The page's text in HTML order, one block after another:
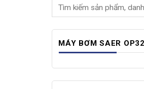
MÁY BƠM SAER